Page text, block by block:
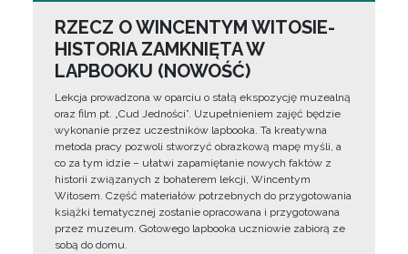
RZECZ O WINCENTYM WITOSIE-
HISTORIA ZAMKNIĘTA W
LAPBOOKU (NOWOŚĆ)
Lekcja prowadzona w oparciu o stałą ekspozycję muzealną
oraz film pt. „Cud Jedności”. Uzupełnieniem zajęć będzie
wykonanie przez uczestników lapbooka. Ta kreatywna
metoda pracy pozwoli stworzyć obrazkową mapę myśli, a
co za tym idzie – ułatwi zapamiętanie nowych faktów z
historii związanych z bohaterem lekcji, Wincentym
Witosem. Część materiałów potrzebnych do przygotowania
książki tematycznej zostanie opracowana i przygotowana
przez muzeum. Gotowego lapbooka uczniowie zabiorą ze
sobą do domu.